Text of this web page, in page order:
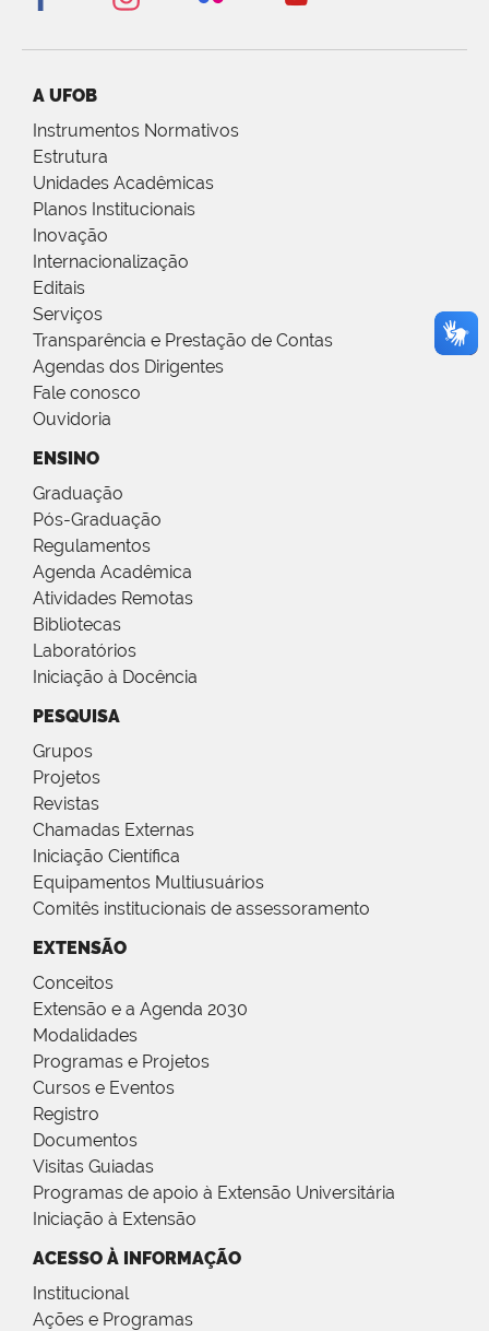
A UFOB
Instrumentos Normativos
Estrutura
Unidades Acadêmicas
Planos Institucionais
Inovação
Internacionalização
Editais
Serviços
Transparência e Prestação de Contas
Agendas dos Dirigentes
Fale conosco
Ouvidoria
ENSINO
Graduação
Pós-Graduação
Regulamentos
Agenda Acadêmica
Atividades Remotas
Bibliotecas
Laboratórios
Iniciação à Docência
PESQUISA
Grupos
Projetos
Revistas
Chamadas Externas
Iniciação Científica
Equipamentos Multiusuários
Comitês institucionais de assessoramento
EXTENSÃO
Conceitos
Extensão e a Agenda 2030
Modalidades
Programas e Projetos
Cursos e Eventos
Registro
Documentos
Visitas Guiadas
Programas de apoio à Extensão Universitária
Iniciação à Extensão
ACESSO À INFORMAÇÃO
Institucional
Ações e Programas